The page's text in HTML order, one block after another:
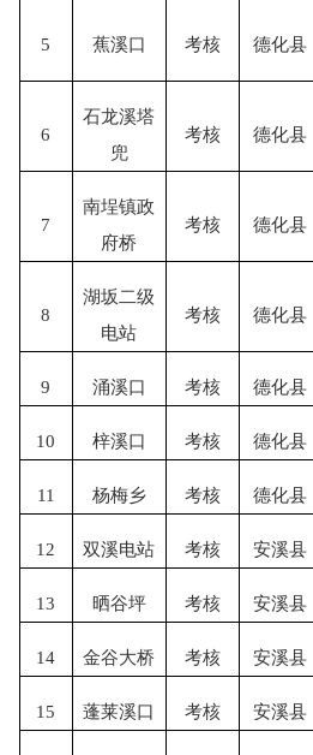
5 蕉溪口 考核 德化县
6
石龙溪塔
兜
考核 德化县
7
南埕镇政
府桥
考核 德化县
8
湖坂二级
电站
考核 德化县
9 涌溪口 考核 德化县
10 梓溪口 考核 德化县
11 杨梅乡 考核 德化县
12 双溪电站 考核 安溪县
13 晒谷坪 考核 安溪县
14 金谷大桥 考核 安溪县
15 蓬莱溪口 考核 安溪县